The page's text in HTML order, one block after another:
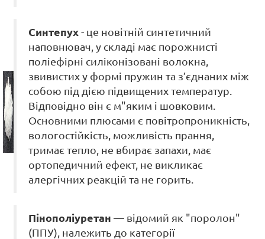
Синтепух - це новітній синтетичний
наповнювач, у складі має порожнисті
поліефірні силіконізовані волокна,
звивистих у формі пружин та з’єднаних між
собою під дією підвищених температур.
Відповідно він є м"яким і шовковим.
Основними плюсами є повітропроникність,
вологостійкість, можливість прання,
тримає тепло, не вбирає запахи, має
ортопедичний ефект, не викликає
алергічних реакцій та не горить.
Пінополіуретан — відомий як "поролон"
(ППУ), належить до категорії